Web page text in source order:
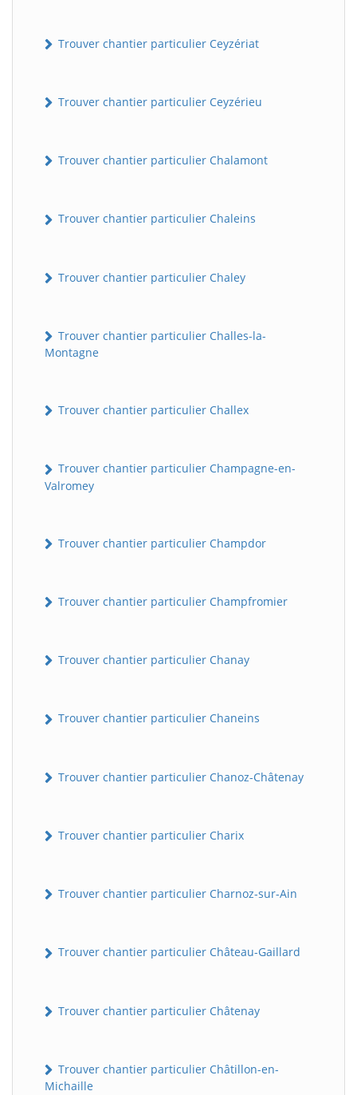
Trouver chantier particulier Ceyzériat
Trouver chantier particulier Ceyzérieu
Trouver chantier particulier Chalamont
Trouver chantier particulier Chaleins
Trouver chantier particulier Chaley
Trouver chantier particulier Challes-la-
Montagne
Trouver chantier particulier Challex
Trouver chantier particulier Champagne-en-
Valromey
Trouver chantier particulier Champdor
Trouver chantier particulier Champfromier
Trouver chantier particulier Chanay
Trouver chantier particulier Chaneins
Trouver chantier particulier Chanoz-Châtenay
Trouver chantier particulier Charix
Trouver chantier particulier Charnoz-sur-Ain
Trouver chantier particulier Château-Gaillard
Trouver chantier particulier Châtenay
Trouver chantier particulier Châtillon-en-
Michaille